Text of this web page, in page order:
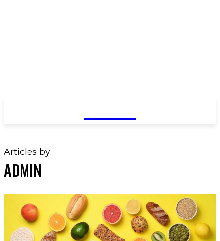
Articles by:
ADMIN